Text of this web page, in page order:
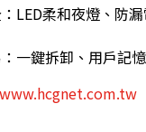
LED柔和夜燈、防
一鍵拆卸、用戶記